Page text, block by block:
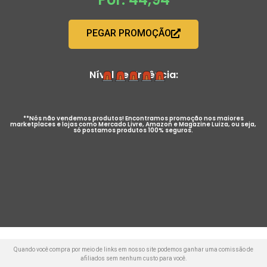
PEGAR PROMOÇÃO
Nível de Urgência:
**Nós não vendemos produtos! Encontramos promoção nos maiores
marketplaces e lojas como Mercado Livre, Amazon e Magazine Luiza, ou seja,
só postamos produtos 100% seguros.
Quando você compra por meio de links em nosso site podemos ganhar uma comissão de
afiliados sem nenhum custo para você.